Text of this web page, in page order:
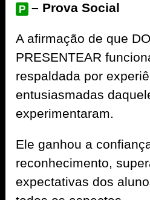
P – Prova Social
A afirmação de que
PRESENTEAR
respaldada por
entusiasmadas
experimentaram.
Ele ganhou a
reconhecimento,
expectativas dos